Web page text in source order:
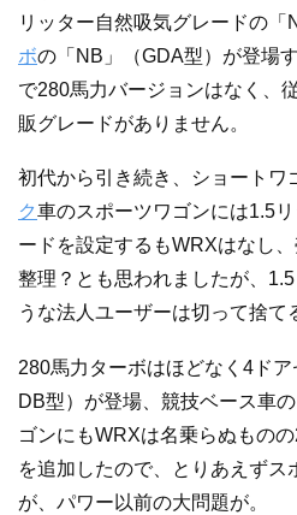
リッター自然吸気グレードの「
ボの「NB」（GDA型）が登場
で280馬力バージョンはなく、
販グレードがありません。
初代から引き続き、ショートワ
ク車のスポーツワゴンには1.5
ードを設定するもWRXはなし
整理？とも思われましたが、
うな法人ユーザーは切って捨て
280馬力ターボはほどなく4ド
DB型）が登場、競技ベース車
ゴンにもWRXは名乗らぬもの
を追加したので、とりあえずス
が、パワー以前の大問題が。